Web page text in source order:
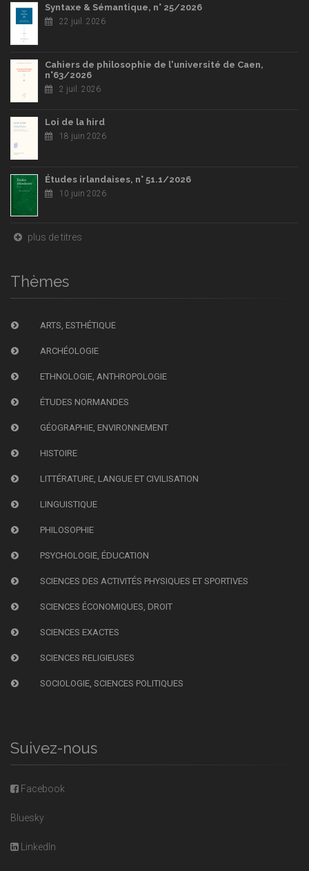
Syntaxe & Sémantique, n° 25/2026
22 juil. 2026
Cahiers de philosophie de l'université de Caen,
n°63/2026
2 juil. 2026
Loi de la hird
18 juin 2026
Études irlandaises, n° 51.1/2026
10 juin 2026
plus de titres
Thèmes
ARTS, ESTHÉTIQUE
ARCHÉOLOGIE
ETHNOLOGIE, ANTHROPOLOGIE
ÉTUDES NORMANDES
GÉOGRAPHIE, ENVIRONNEMENT
HISTOIRE
LITTÉRATURE, LANGUE ET CIVILISATION
LINGUISTIQUE
PHILOSOPHIE
PSYCHOLOGIE, ÉDUCATION
SCIENCES DES ACTIVITÉS PHYSIQUES ET SPORTIVES
SCIENCES ÉCONOMIQUES, DROIT
SCIENCES EXACTES
SCIENCES RELIGIEUSES
SOCIOLOGIE, SCIENCES POLITIQUES
Suivez-nous
Facebook
Bluesky
LinkedIn